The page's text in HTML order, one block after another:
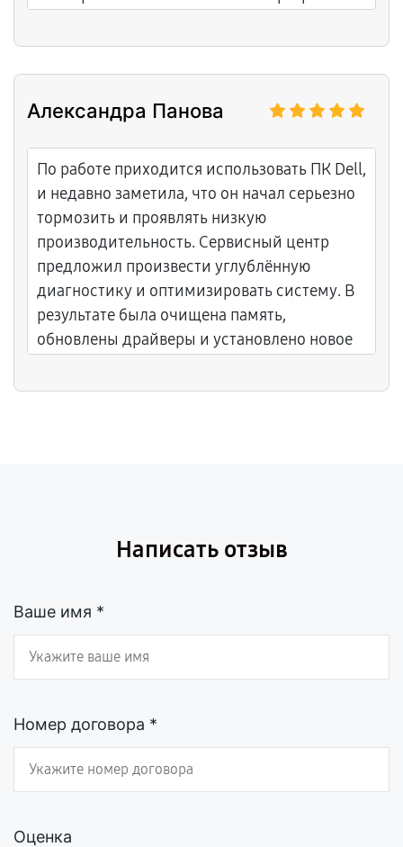
диагностика профессиональная. Теперь
Александра Панова
По работе приходится использовать ПК Dell,
и недавно заметила, что он начал серьезно
тормозить и проявлять низкую
производительность. Сервисный центр
предложил произвести углублённую
диагностику и оптимизировать систему. В
результате была очищена память,
обновлены драйверы и установлено новое
движется быстрее.
Написать отзыв
Ваше имя *
Номер договора *
Оценка